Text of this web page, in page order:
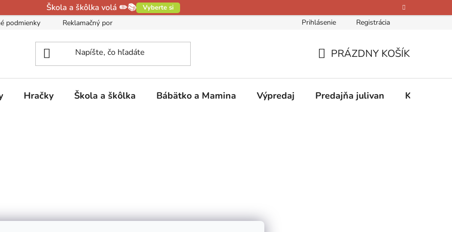
Škola a škôlka volá ✏️📚 Vyberte si
podmienky Reklamačný poriadok Kontakty O nás Hodnotenie obchodu
Prihlásenie Registrácia
KOŠÍK
PRÁZDNY KOŠÍK
Hračky Škola a škôlka Bábätko a Mamina Výpredaj Predajňa julivan Kontakty